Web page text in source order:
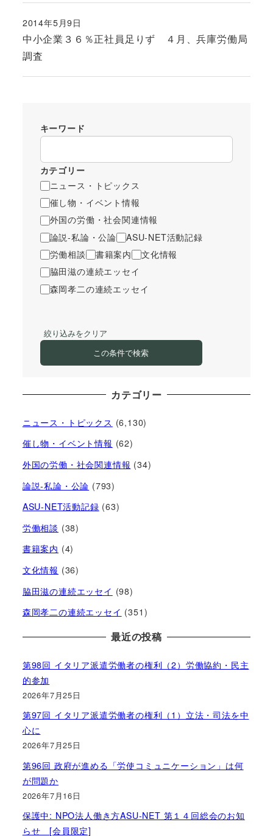
中小企業３６％正社員足りず ４月、兵庫労働局
調査
投稿日
2014年5月9日
キーワード
カテゴリー
ニュース・トピックス
催し物・イベント情報
外国の労働・社会関連情報
論説-私論・公論
ASU-NET活動記録
労働相談
書籍案内
文化情報
脇田滋の連続エッセイ
森岡孝二の連続エッセイ
絞り込みをクリア
この条件で検索
カテゴリー
ニュース・トピックス (6,130)
催し物・イベント情報 (62)
外国の労働・社会関連情報 (34)
論説-私論・公論 (793)
ASU-NET活動記録 (63)
労働相談 (38)
書籍案内 (4)
文化情報 (36)
脇田滋の連続エッセイ (98)
森岡孝二の連続エッセイ (351)
最近の投稿
第98回 イタリア派遣労働者の権利（2）労働協約・民主
的参加
2026年7月25日
第97回 イタリア派遣労働者の権利（1）立法・司法を中
心に
2026年7月25日
第96回 政府が進める「労使コミュニケーション」は何
が問題か
2026年7月16日
保護中: NPO法人働き方ASU-NET 第１４回総会のお知
らせ [会員限定]